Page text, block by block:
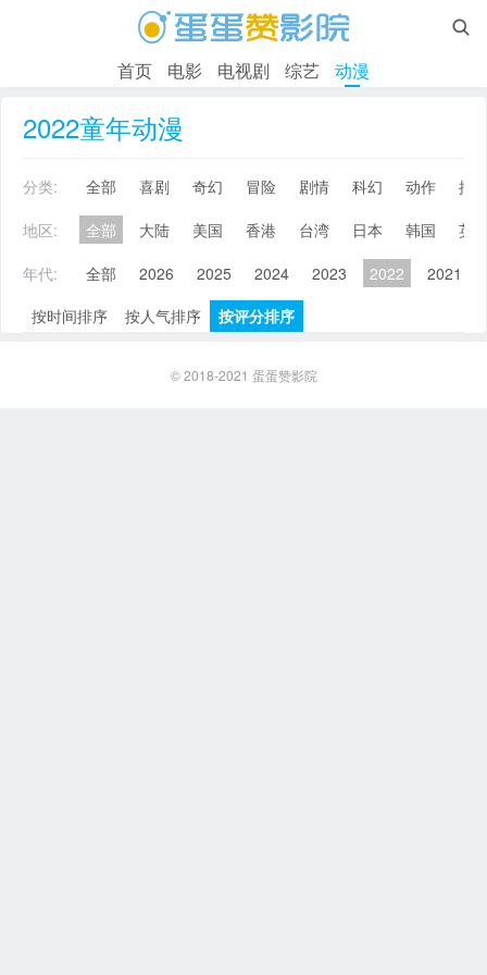

首页 电影 电视剧 综艺 动漫
2022童年动漫
分类: 全部 喜剧 奇幻 冒险 剧情 科幻 动作
搞
地区:
全部 大陆 美国 香港 台湾 日本 韩国
英
年代:
全部 2026 2025 2024 2023 2022 2021
按时间排序
按人气排序 按评分排序
© 2018-2021 蛋蛋赞影院